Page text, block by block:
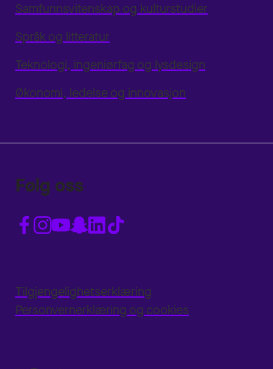
Samfunnsvitenskap og kulturstudier
Språk og litteratur
Teknologi, ingeniørfag og lysdesign
Økonomi, ledelse og innovasjon
Følg oss
Tilgjengelighetserklæring
Personvernerklæring og cookies